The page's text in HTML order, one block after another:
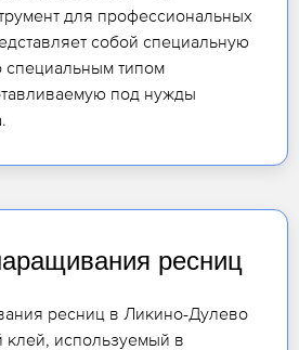
для профессиональных
собой специальную
специальным типом
под нужды
ресниц
ресниц в Ликино-Дулево
клей, используемый в